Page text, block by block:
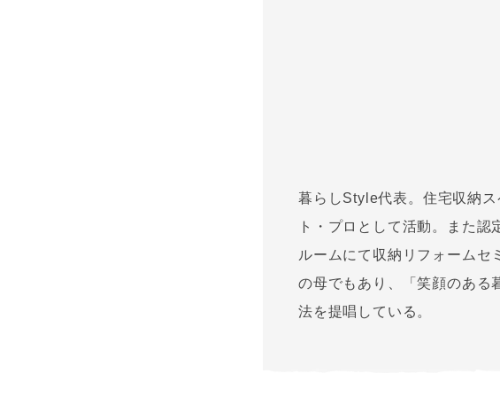
暮らしStyle代表。住宅収納
ト・プロとして活動。また
ルームにて収納リフォーム
の母でもあり、「笑顔のある
法を提唱している。